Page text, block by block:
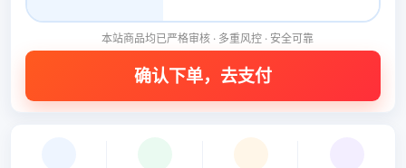
本站商品均已严格审核 · 多重风控 · 安全可靠